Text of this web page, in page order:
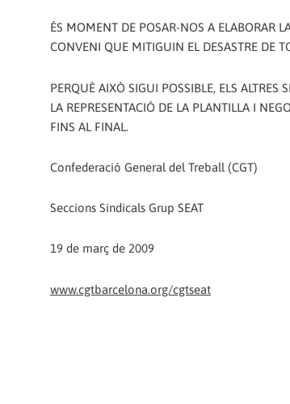
ÉS MOMENT DE POSAR-NOS A ELABORAR
CONVENI QUE MITIGUIN EL DESASTRE DE
PERQUÈ AIXÒ SIGUI POSSIBLE, ELS
LA REPRESENTACIÓ DE LA PLANTILLA I
FINS AL FINAL.
Confederació General del Treball (CGT)
Seccions Sindicals Grup SEAT
19 de març de 2009
www.cgtbarcelona.org/cgtseat